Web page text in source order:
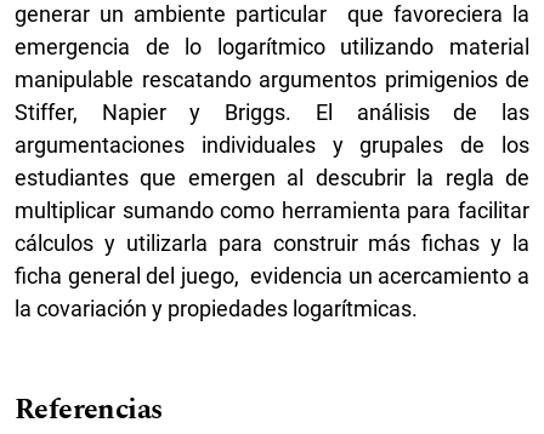
generar un ambiente particular que favoreciera la
emergencia de lo logarítmico utilizando material
manipulable rescatando argumentos primigenios de
Stiffer, Napier y Briggs. El análisis de las
argumentaciones individuales y grupales de los
estudiantes que emergen al descubrir la regla de
multiplicar sumando como herramienta para facilitar
cálculos y utilizarla para construir más fichas y la
ficha general del juego, evidencia un acercamiento a
la covariación y propiedades logarítmicas.
Referencias